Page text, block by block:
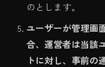
のとします。
ユーザーが管理画
合、運営者は当該
トに対し、事前の